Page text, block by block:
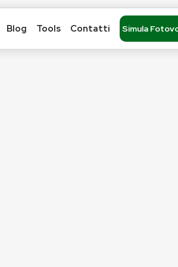
Blog Tools Contatti Simula